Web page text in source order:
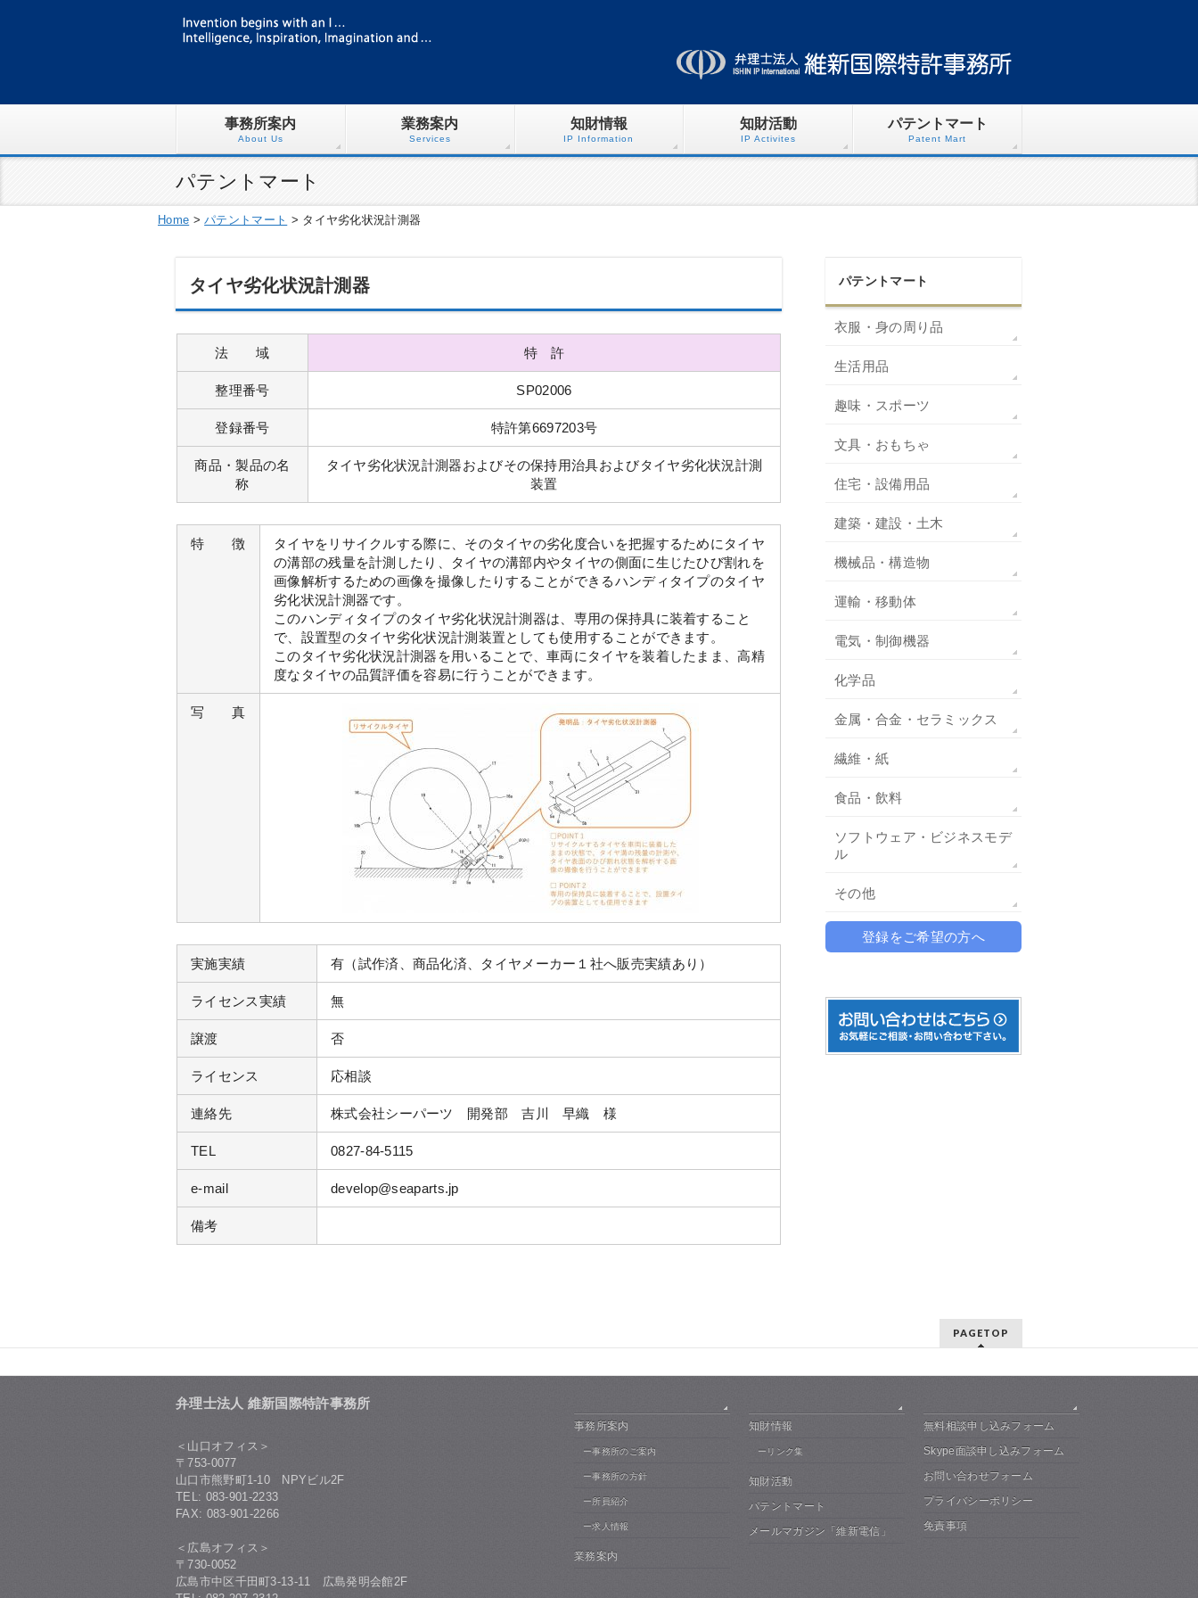
事務所案内
About Us
業務案内
Services
知財情報
IP Information
知財活動
IP Activites
パテントマート
Patent Mart
パテントマート
Home >パテントマート > タイヤ劣化状況計測器
タイヤ劣化状況計測器
法 域 特 許
整理番号 SP02006
登録番号 特許第6697203号
商品・製品の名
称
タイヤ劣化状況計測器およびその保持用治具およびタイヤ劣化状況計測
装置
特 徴
タイヤをリサイクルする際に、そのタイヤの劣化度合いを把握するためにタイヤ
の溝部の残量を計測したり、タイヤの溝部内やタイヤの側面に生じたひび割れを
画像解析するための画像を撮像したりすることができるハンディタイプのタイヤ
劣化状況計測器です。
このハンディタイプのタイヤ劣化状況計測器は、専用の保持具に装着すること
で、設置型のタイヤ劣化状況計測装置としても使用することができます。
このタイヤ劣化状況計測器を用いることで、車両にタイヤを装着したまま、高精
度なタイヤの品質評価を容易に行うことができます。
写 真
実施実績 有（試作済、商品化済、タイヤメーカー１社へ販売実績あり）
ライセンス実績 無
譲渡 否
ライセンス 応相談
連絡先 株式会社シーパーツ 開発部 吉川 早織 様
TEL 0827-84-5115
e-mail develop@seaparts.jp
備考
パテントマート
衣服・身の周り品
生活用品
趣味・スポーツ
文具・おもちゃ
住宅・設備用品
建築・建設・土木
機械品・構造物
運輸・移動体
電気・制御機器
化学品
金属・合金・セラミックス
繊維・紙
食品・飲料
ソフトウェア・ビジネスモデ
ル
その他
登録をご希望の方へ
PAGETOP
弁理士法人 維新国際特許事務所
＜山口オフィス＞
〒753-0077
山口市熊野町1-10 NPYビル2F
TEL: 083-901-2233
FAX: 083-901-2266
＜広島オフィス＞
〒730-0052
広島市中区千田町3-13-11 広島発明会館2F
事務所案内
ー事務所のご案内
ー事務所の方針
ー所員紹介
ー求人情報
業務案内
知財情報
ーリンク集
知財活動
パテントマート
メールマガジン「維新電信」
無料相談申し込みフォーム
Skype面談申し込みフォーム
お問い合わせフォーム
プライバシーポリシー
免責事項